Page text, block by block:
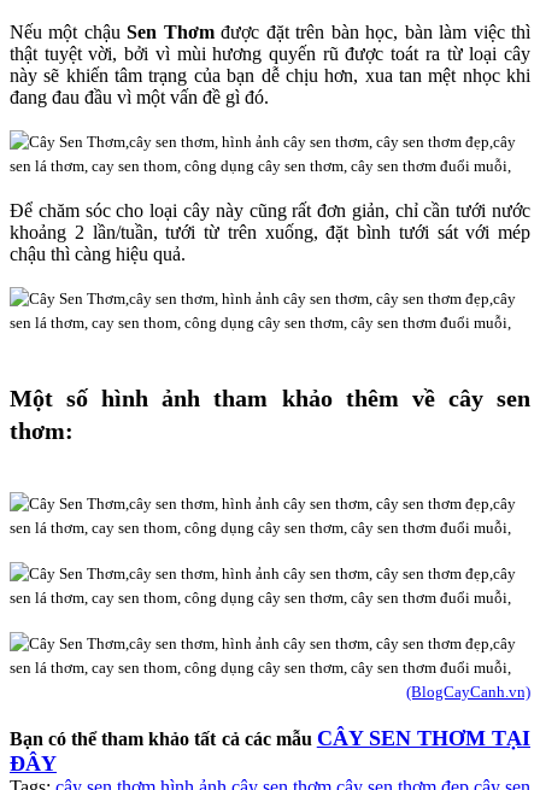
Nếu một chậuSen Thơmđược đặt trên bàn học, bàn làm việc thì
thật tuyệt vời, bởi vì mùi hương quyến rũ được toát ra từ loại cây
này sẽ khiến tâm trạng của bạn dễ chịu hơn, xua tan mệt nhọc khi
đang đau đầu vì một vấn đề gì đó.
Để chăm sóc cho loại cây này cũng rất đơn giản, chỉ cần tưới nước
khoảng 2 lần/tuần, tưới từ trên xuống, đặt bình tưới sát với mép
chậu thì càng hiệu quả.
Một số hình ảnh tham khảo thêm về cây sen
thơm:
(BlogCayCanh.vn)
Bạn có thể tham khảo tất cả các mẫu CÂY SEN THƠM TẠI
ĐÂY